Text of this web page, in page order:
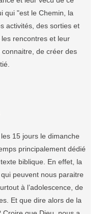
qui "est le Chemin, la
activités, des sorties et
rencontres et leur
de créer des
15 jours le dimanche
principalement dédié
biblique. En effet, la
peuvent nous paraitre
à l’adolescence, de
Et que dire alors de la